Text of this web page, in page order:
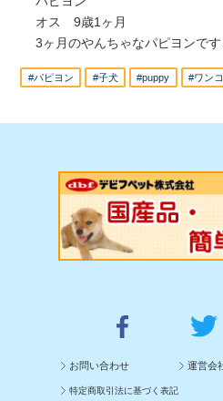
オス 9歳1ヶ月
3ヶ月のやんちゃなパピヨンで
#パピヨン #子犬 #puppy #ワンコ
お問い合わせ 運営会
特定商取引法に基づく表記